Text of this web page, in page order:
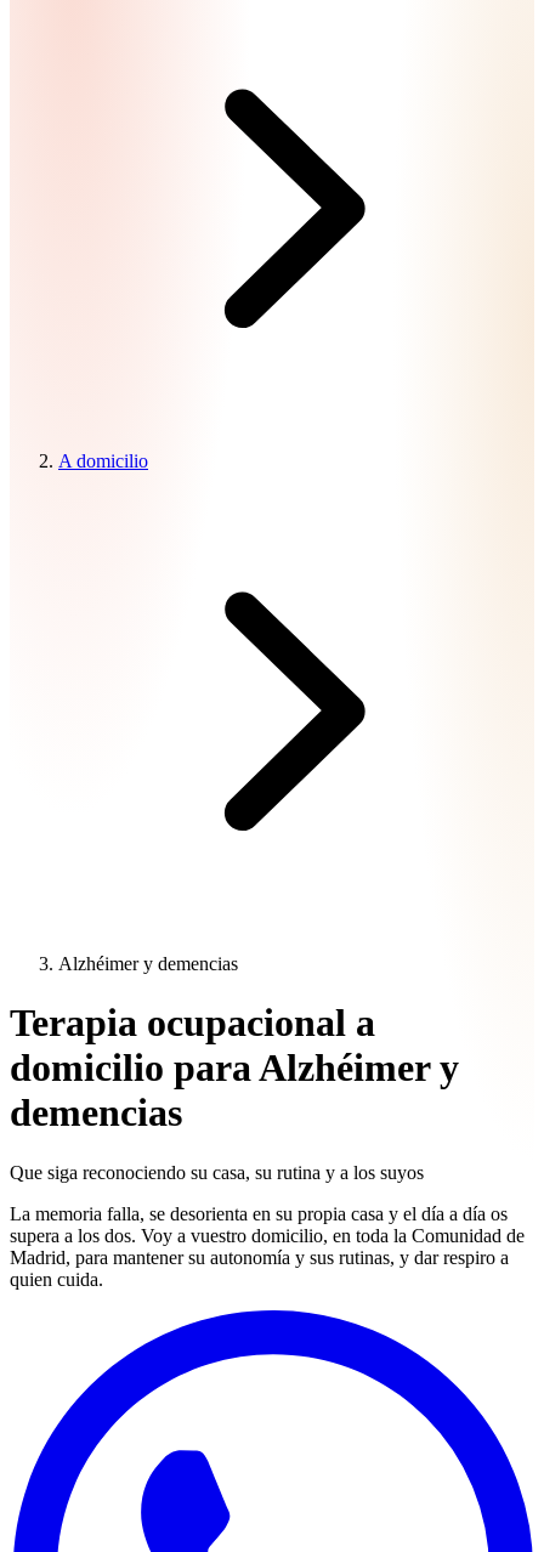
A domicilio
Alzhéimer y demencias
Terapia ocupacional a
domicilio para Alzhéimer y
demencias
Que siga reconociendo su casa, su rutina y a los suyos
La memoria falla, se desorienta en su propia casa y el día a día os
supera a los dos. Voy a vuestro domicilio, en toda la Comunidad de
Madrid, para mantener su autonomía y sus rutinas, y dar respiro a
quien cuida.